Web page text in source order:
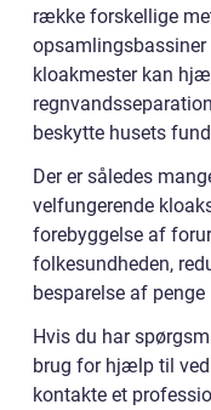
række forskellige
opsamlingsbassiner
kloakmester kan
beskytte husets
Der er således
velfungerende
forebyggelse af
folkesundheden,
besparelse af penge
Hvis du har
brug for hjælp til
kontakte et